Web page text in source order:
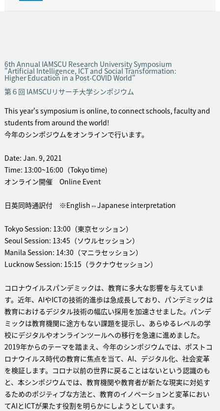
6th Annual IAMSCU Research University Symposium
"Artificial Intelligence, ICT and Social Transformation:
Higher Education in a Post-COVID World"
第６回 IAMSCUリサーチ大学シンポジウム
This year's symposium is online, to connect schools, faculty and
students from around the world!
今年のシンポジウムをオンラインで行います。
Date: Jan. 9, 2021
Time: 13:00~16:00（Tokyo time)
オンライン開催 Online Event
日英同時通訳付 ※English⇔Japanese interpretation
Tokyo Session: 13:00（東京セッション）
Seoul Session: 13:45（ソウルセッション）
Manila Session: 14:30（マニラセッション）
Lucknow Session: 15:15（ラクナウセッション）
コロナウイルスパンデミックは、教育に多大な影響を与えていま
す。近年、AIやICTの技術的進歩は急成長しており、パンデミックは
教育におけるデジタル技術の幅広い採用を加速させました。パンデ
ミックは教育機関に途方もない課題を提示し、あらゆるレベルの学
校にデジタルやオンラインツールへの移行を急速に進めました。
2019年からのテーマを踏まえ、今年のシンポジウムでは、ポストコ
ロナウイルス時代の教育に焦点を当て、AI、デジタル化、社会変革
を検証します。コロナ以前の世界に戻ることはないという認識のも
と、本シンポジウムでは、教育機関や教育者が新たな現実に対処す
るためのポジティブな方法と、教育のイノベーションと変革におい
てAIとICTが果たす役割を明らかにしようとしています。